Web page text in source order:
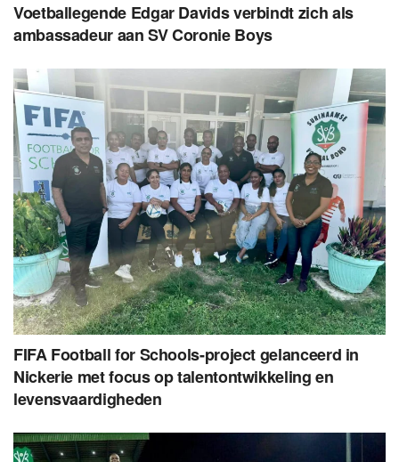
Voetballegende Edgar Davids verbindt zich als
ambassadeur aan SV Coronie Boys
FIFA Football for Schools-project gelanceerd in
Nickerie met focus op talentontwikkeling en
levensvaardigheden